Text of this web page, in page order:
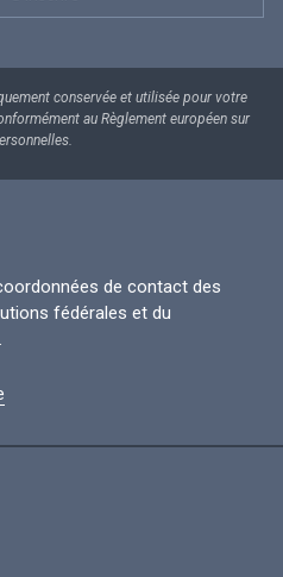
conservée et utilisée pour votre
au Règlement européen sur
de contact des
fédérales et du